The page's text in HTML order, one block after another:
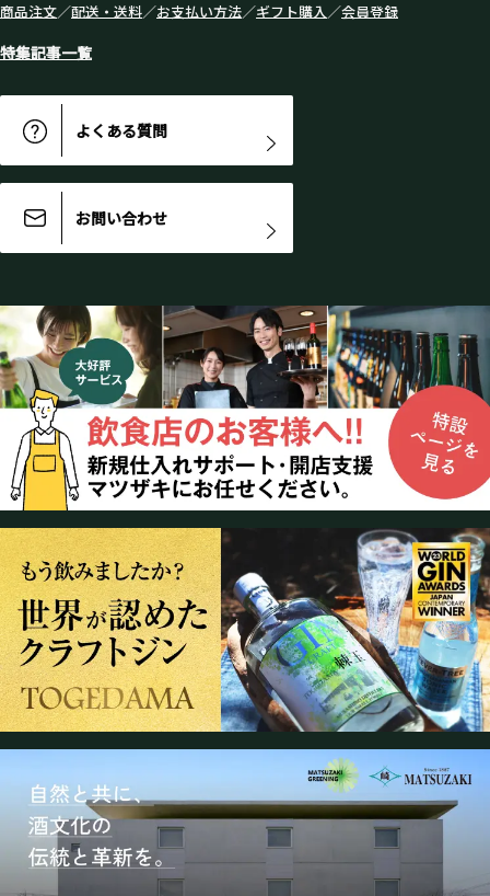
商品注文／配送・送料／お支払い方法／ギフト購入／会員登録
特集記事一覧
よくある質問
お問い合わせ